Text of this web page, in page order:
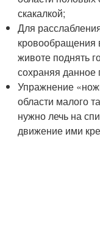
скакалкой;
Для
кровообращения
животе поднять
сохраняя
Упражнение
области малого
нужно лечь на
движение ими